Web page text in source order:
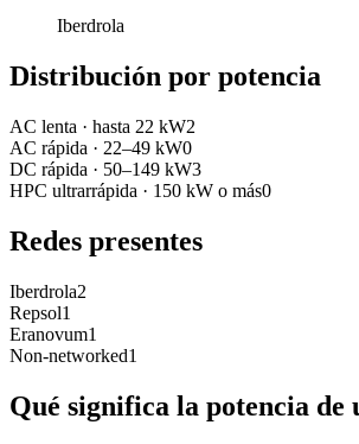
Iberdrola
Distribución por potencia
AC lenta · hasta 22 kW2
AC rápida · 22–49 kW0
DC rápida · 50–149 kW3
HPC ultrarrápida · 150 kW o más0
Redes presentes
Iberdrola2
Repsol1
Eranovum1
Non-networked1
Qué significa la potencia de